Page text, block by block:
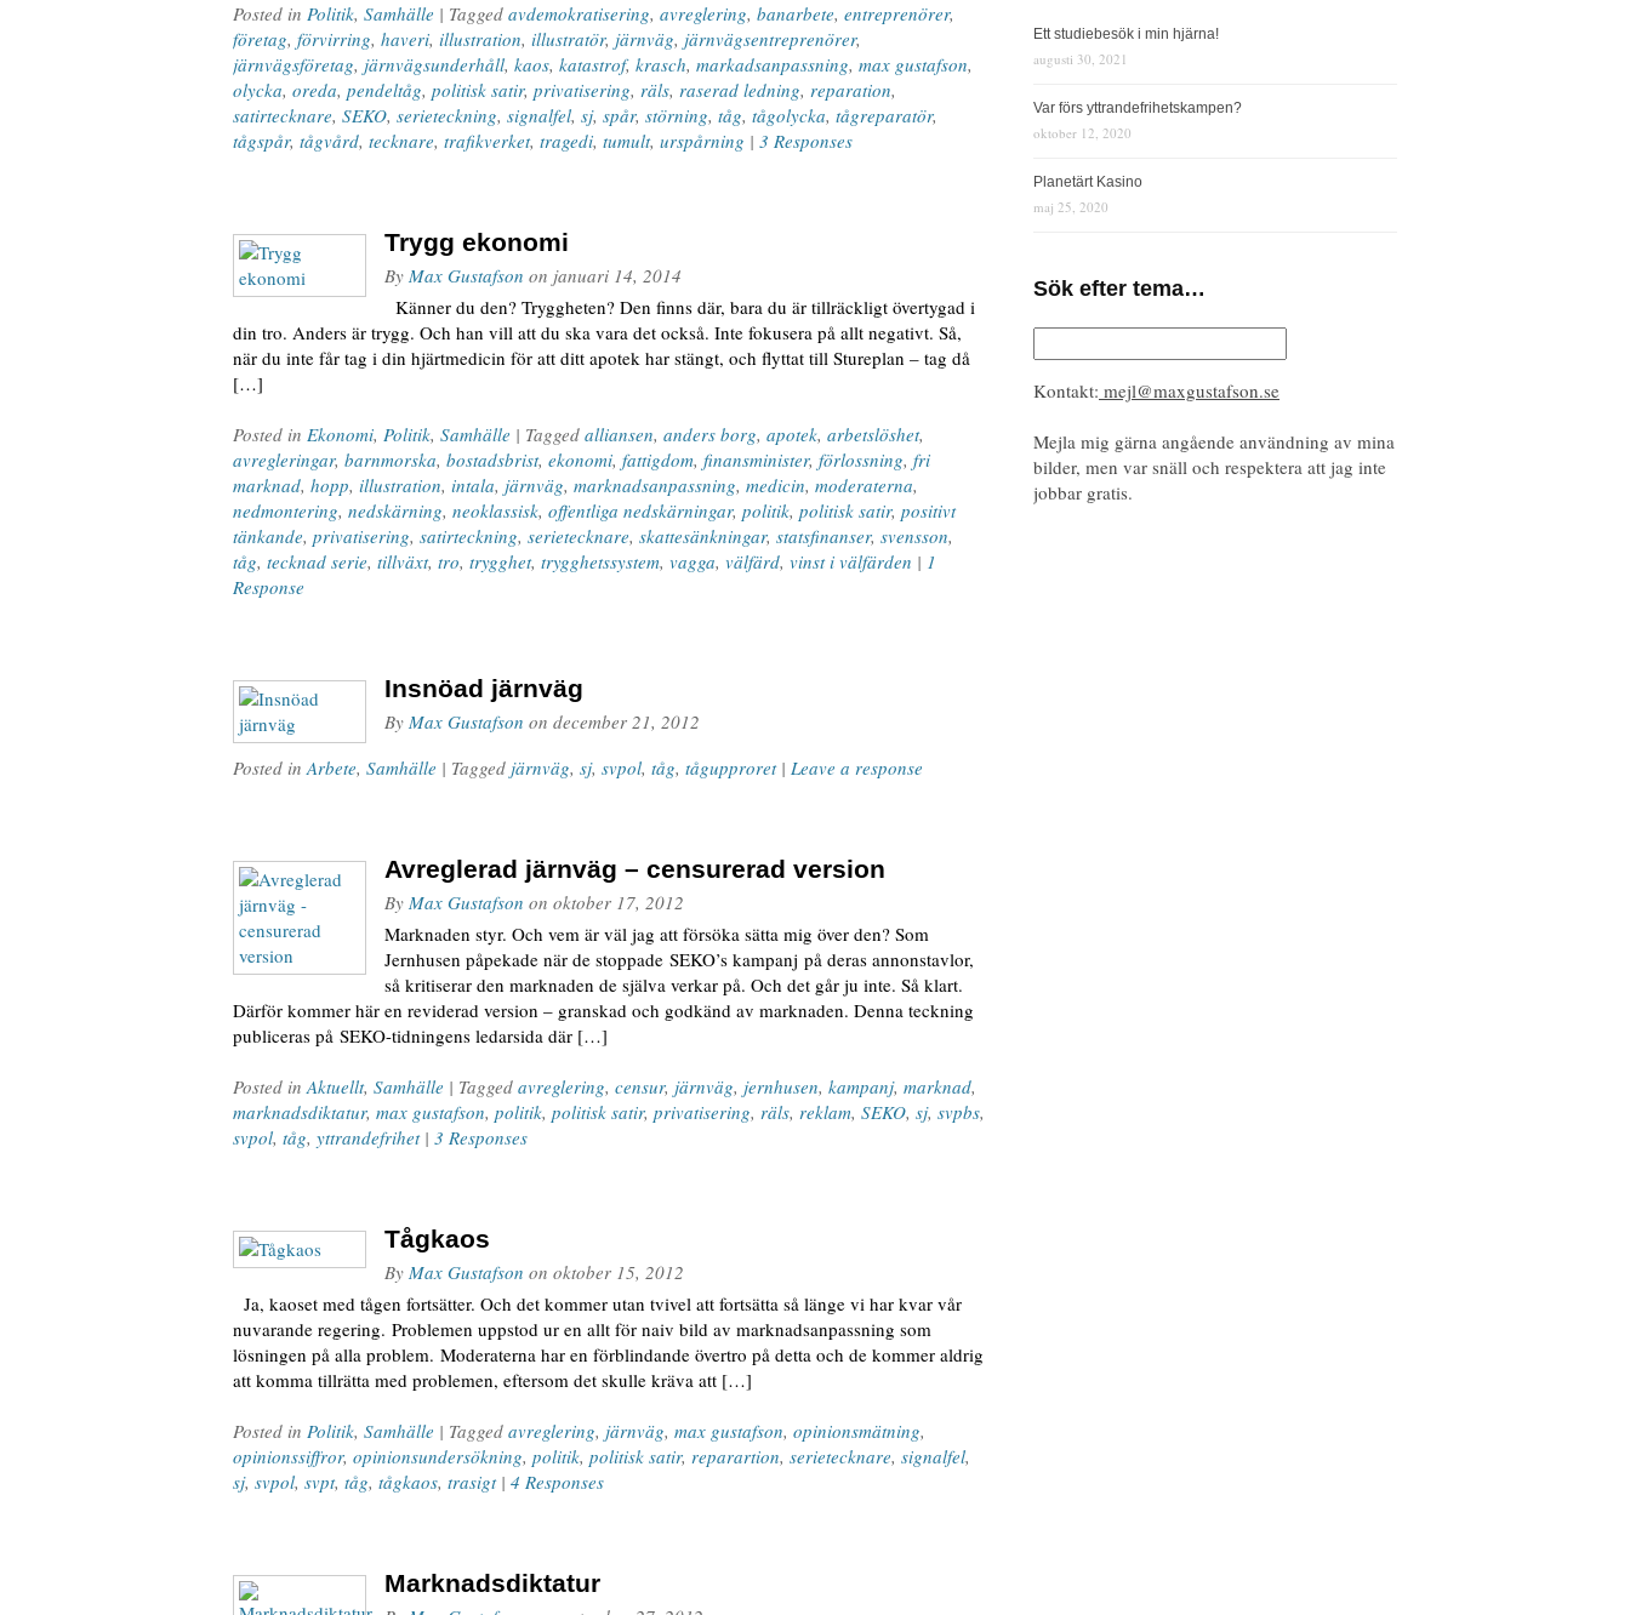
Posted in Politik, Samhälle | Tagged avdemokratisering, avreglering, banarbete, entreprenörer,
företag, förvirring, haveri, illustration, illustratör, järnväg, järnvägsentreprenörer,
järnvägsföretag, järnvägsunderhåll, kaos, katastrof, krasch, markadsanpassning, max gustafson,
olycka, oreda, pendeltåg, politisk satir, privatisering, räls, raserad ledning, reparation,
satirtecknare, SEKO, serieteckning, signalfel, sj, spår, störning, tåg, tågolycka, tågreparatör,
tågspår, tågvård, tecknare, trafikverket, tragedi, tumult, urspårning | 3 Responses
Trygg ekonomi
By Max Gustafson on januari 14, 2014
Känner du den? Tryggheten? Den finns där, bara du är tillräckligt övertygad i
din tro. Anders är trygg. Och han vill att du ska vara det också. Inte fokusera på allt negativt. Så,
när du inte får tag i din hjärtmedicin för att ditt apotek har stängt, och flyttat till Stureplan – tag då
[…]
Posted in Ekonomi, Politik, Samhälle | Tagged alliansen, anders borg, apotek, arbetslöshet,
avregleringar, barnmorska, bostadsbrist, ekonomi, fattigdom, finansminister, förlossning, fri
marknad, hopp, illustration, intala, järnväg, marknadsanpassning, medicin, moderaterna,
nedmontering, nedskärning, neoklassisk, offentliga nedskärningar, politik, politisk satir, positivt
tänkande, privatisering, satirteckning, serietecknare, skattesänkningar, statsfinanser, svensson,
tåg, tecknad serie, tillväxt, tro, trygghet, trygghetssystem, vagga, välfärd, vinst i välfärden | 1
Response
Insnöad järnväg
By Max Gustafson on december 21, 2012
Posted inArbete, Samhälle | Tagged järnväg, sj, svpol, tåg, tågupproret| Leave a response
Avreglerad järnväg – censurerad version
By Max Gustafson on oktober 17, 2012
Marknaden styr. Och vem är väl jag att försöka sätta mig över den? Som
Jernhusen påpekade när de stoppade SEKO’s kampanj på deras annonstavlor,
så kritiserar den marknaden de själva verkar på. Och det går ju inte. Så klart.
Därför kommer här en reviderad version – granskad och godkänd av marknaden. Denna teckning
publiceras på SEKO-tidningens ledarsida där […]
Posted inAktuellt, Samhälle | Tagged avreglering, censur, järnväg, jernhusen, kampanj, marknad,
marknadsdiktatur, max gustafson, politik, politisk satir, privatisering, räls, reklam, SEKO, sj, svpbs,
svpol, tåg, yttrandefrihet| 3 Responses
Tågkaos
By Max Gustafson on oktober 15, 2012
Ja, kaoset med tågen fortsätter. Och det kommer utan tvivel att fortsätta så länge vi har kvar vår
nuvarande regering. Problemen uppstod ur en allt för naiv bild av marknadsanpassning som
lösningen på alla problem. Moderaterna har en förblindande övertro på detta och de kommer aldrig
att komma tillrätta med problemen, eftersom det skulle kräva att […]
Posted in Politik, Samhälle | Tagged avreglering, järnväg, max gustafson, opinionsmätning,
opinionssiffror, opinionsundersökning, politik, politisk satir, reparartion, serietecknare, signalfel,
sj, svpol, svpt, tåg, tågkaos, trasigt| 4 Responses
Marknadsdiktatur
Ett studiebesök i min hjärna!
augusti 30, 2021
Var förs yttrandefrihetskampen?
oktober 12, 2020
Planetärt Kasino
maj 25, 2020
Sök efter tema…
Kontakt: mejl@maxgustafson.se
Mejla mig gärna angående användning av mina
bilder, men var snäll och respektera att jag inte
jobbar gratis.